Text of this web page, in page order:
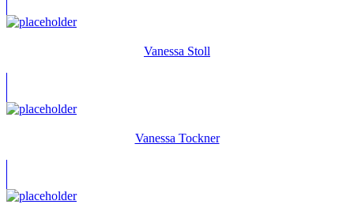
Vanessa Stoll
Vanessa Tockner